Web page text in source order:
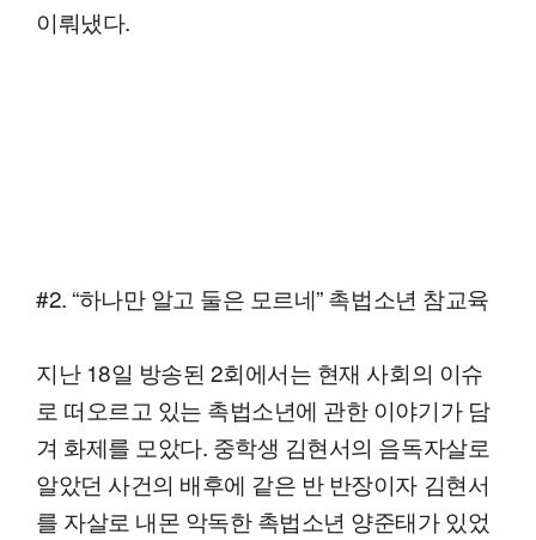
이뤄냈다.
#2. “하나만 알고 둘은 모르네” 촉법소년 참교육
지난 18일 방송된 2회에서는 현재 사회의 이슈
로 떠오르고 있는 촉법소년에 관한 이야기가 담
겨 화제를 모았다. 중학생 김현서의 음독자살로
알았던 사건의 배후에 같은 반 반장이자 김현서
를 자살로 내몬 악독한 촉법소년 양준태가 있었